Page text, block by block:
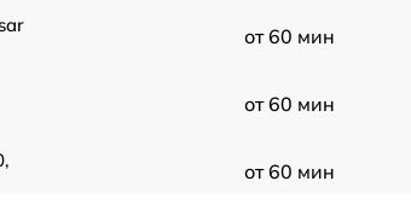
от 60 мин
от 60 мин
от 60 мин